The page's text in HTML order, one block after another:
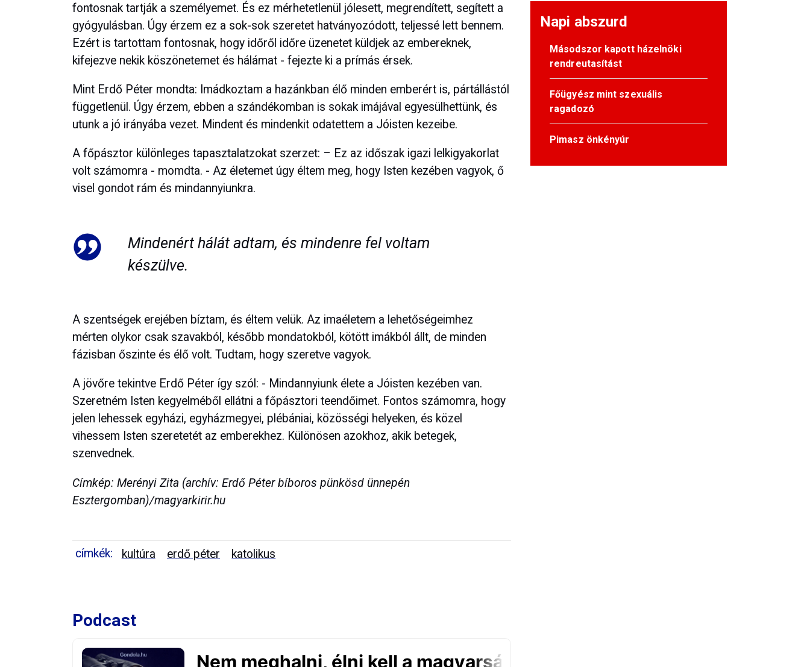
fontosnak tartják a személyemet. És ez mérhetetlenül jólesett, megrendített, segített a
gyógyulásban. Úgy érzem ez a sok-sok szeretet hatványozódott, teljessé lett bennem.
Ezért is tartottam fontosnak, hogy időről időre üzenetet küldjek az embereknek,
kifejezve nekik köszönetemet és hálámat - fejezte ki a prímás érsek.
Mint Erdő Péter mondta: Imádkoztam a hazánkban élő minden emberért is, pártállástól
függetlenül. Úgy érzem, ebben a szándékomban is sokak imájával egyesülhettünk, és
utunk a jó irányába vezet. Mindent és mindenkit odatettem a Jóisten kezeibe.
A főpásztor különleges tapasztalatzokat szerzet: – Ez az időszak igazi lelkigyakorlat
volt számomra - momdta. - Az életemet úgy éltem meg, hogy Isten kezében vagyok, ő
visel gondot rám és mindannyiunkra.
Mindenért hálát adtam, és mindenre fel voltam
készülve.
A szentségek erejében bíztam, és éltem velük. Az imaéletem a lehetőségeimhez
mérten olykor csak szavakból, később mondatokból, kötött imákból állt, de minden
fázisban őszinte és élő volt. Tudtam, hogy szeretve vagyok.
A jövőre tekintve Erdő Péter így szól: - Mindannyiunk élete a Jóisten kezében van.
Szeretném Isten kegyelméből ellátni a főpásztori teendőimet. Fontos számomra, hogy
jelen lehessek egyházi, egyházmegyei, plébániai, közösségi helyeken, és közel
vihessem Isten szeretetét az emberekhez. Különösen azokhoz, akik betegek,
szenvednek.
Címkép: Merényi Zita (archív: Erdő Péter bíboros pünkösd ünnepén
Esztergomban)/magyarkirir.hu
címkék: kultúra erdő péter katolikus
Podcast
Napi abszurd
Másodszor kapott házelnöki
rendreutasítást
Főügyész mint szexuális
ragadozó
Pimasz önkényúr